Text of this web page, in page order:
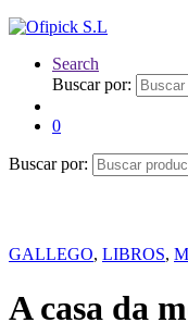
Search
Buscar por:
0
Buscar por:
GALLEGO, LIBROS,
A casa da